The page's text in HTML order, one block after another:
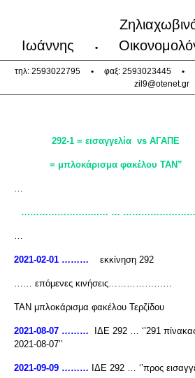
Ιωάννης
•
τηλ: 2593022795 • φαξ: 2593023445 •
zil9@otenet.gr
292-1 = εισαγγελία vs ΑΓΑΠΕ
= μπλοκάρισμα φακέλου ΤΑΝ”
…
……………………..… …
…
2021-02-01 ……… εκκίνηση 292
…… επόμενες κινήσεις…………………
ΤΑΝ μπλοκάρισμα φακέλου Τερζίδου
2021-08-07 ……… ΙΔΕ 292 … ‘’291
2021-08-07’’
2021-09-09 ……… ΙΔΕ 292 … ‘’προς